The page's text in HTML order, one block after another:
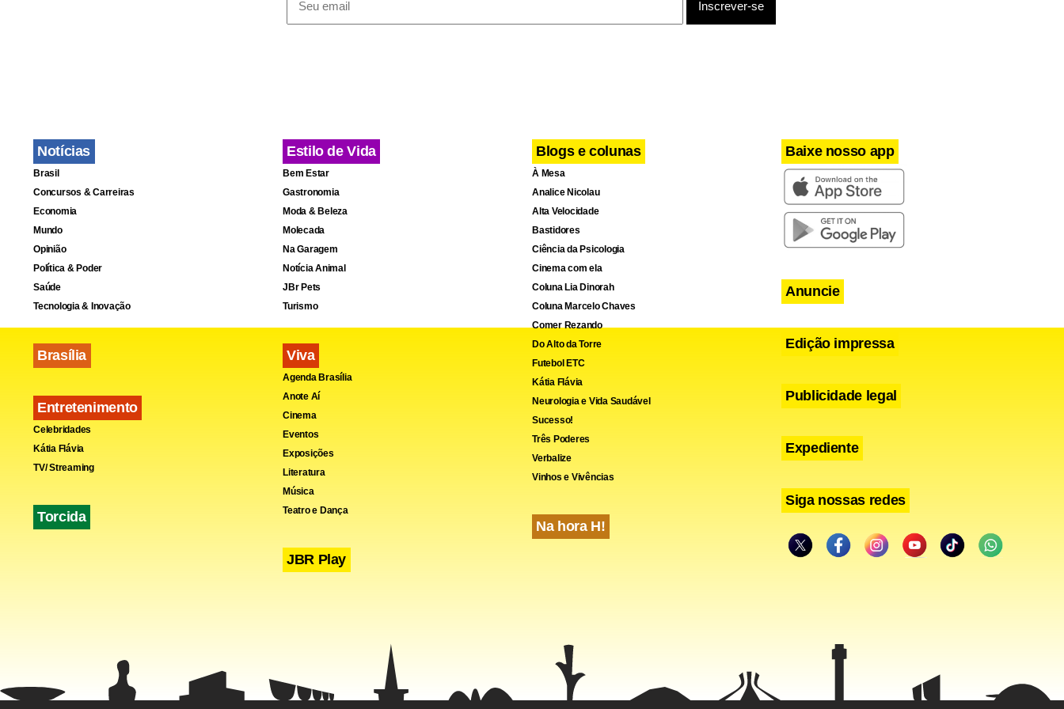
Notícias
Brasil
Concursos & Carreiras
Economia
Mundo
Opinião
Política & Poder
Saúde
Tecnologia & Inovação
Brasília
Entretenimento
Celebridades
Kátia Flávia
TV/ Streaming
Torcida
Estilo de Vida
Bem Estar
Gastronomia
Moda & Beleza
Molecada
Na Garagem
Notícia Animal
JBr Pets
Turismo
Viva
Agenda Brasília
Anote Aí
Cinema
Eventos
Exposições
Literatura
Música
Teatro e Dança
JBR Play
Blogs e colunas
À Mesa
Analice Nicolau
Alta Velocidade
Bastidores
Ciência da Psicologia
Cinema com ela
Coluna Lia Dinorah
Coluna Marcelo Chaves
Comer Rezando
Do Alto da Torre
Futebol ETC
Kátia Flávia
Neurologia e Vida Saudável
Sucesso!
Três Poderes
Verbalize
Vinhos e Vivências
Na hora H!
Baixe nosso app
Anuncie
Edição impressa
Publicidade legal
Expediente
Siga nossas redes